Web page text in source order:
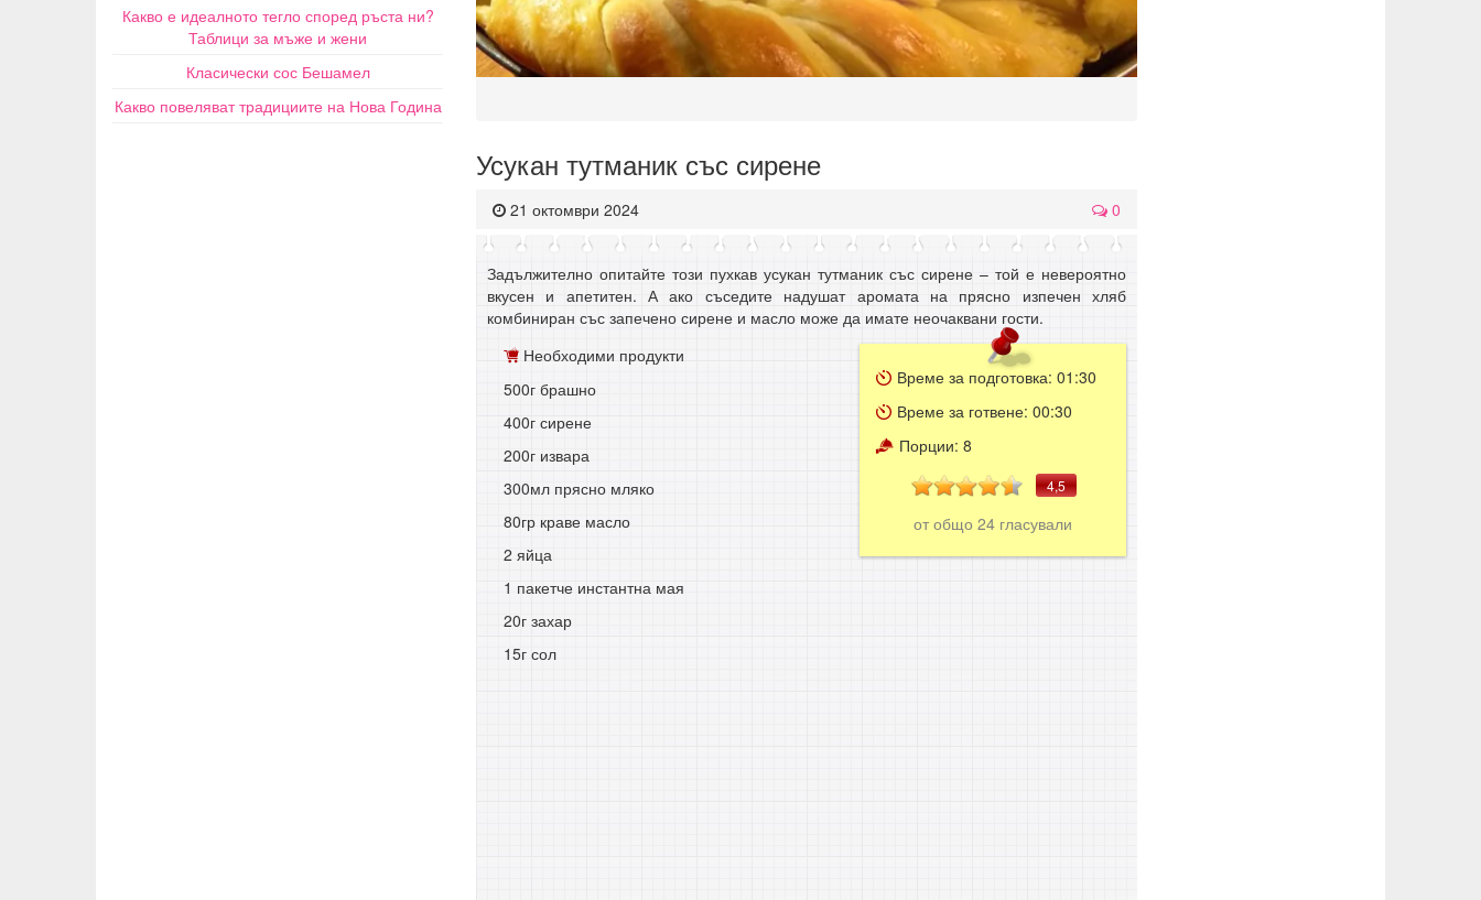
Усукан тутманик със сирене
21 октомври 2024 0
Задължително опитайте този пухкав усукан тутманик със сирене – той е невероятно
вкусен и апетитен. А ако съседите надушат аромата на прясно изпечен хляб
комбиниран със запечено сирене и масло може да имате неочаквани гости.
Необходими продукти
500г брашно
400г сирене
200г извара
300мл прясно мляко
80гр краве масло
2 яйца
1 пакетче инстантна мая
20г захар
15г сол
Време за подготовка:01:30
Време за готвене:00:30
Порции:8
4,5
от общо24 гласували
Какво е идеалното тегло според ръста ни?
Таблици за мъже и жени
Класически сос Бешамел
Какво повеляват традициите на Нова Година